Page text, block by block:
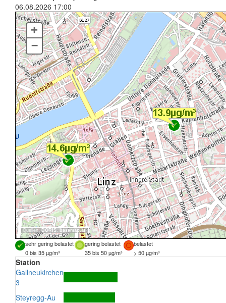
06.08.2026 17:00
Quellen:DORIS, basemap.at
+
–
sehr gering belastet gering belastet
belastet
0 bis 35 µg/m³
35 bis 50 µg/m³ > 50 µg/m³
Station
Gallneukirchen
3
Steyregg-Au